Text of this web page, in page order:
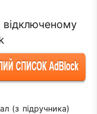
відключеному
(з підручника)